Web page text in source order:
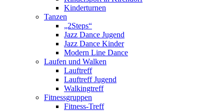
Kinderturnen
Tanzen
„2Steps“
Jazz Dance Jugend
Jazz Dance Kinder
Modern Line Dance
Laufen und Walken
Lauftreff
Lauftreff Jugend
Walkingtreff
Fitnessgruppen
Fitness-Treff